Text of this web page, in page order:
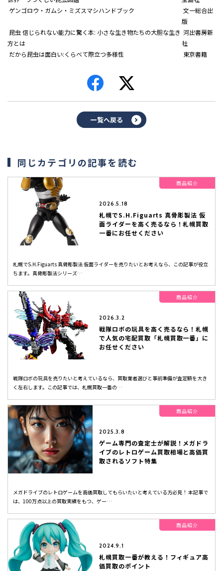
ゲンゴロウ・ガムシ・ミズスマシハンドブック
文一総合出
版
昆虫 信じられない能力に驚く本: 小さな生き物たちの大胆な生き
方とは
河出書房新
社
だから昆虫は面白い:くらべて際立つ多様性
東京書籍
一覧へ戻る
同じカテゴリの記事を読む
商品紹介
2026.5.18
札幌でS.H.Figuarts 真骨彫製法 仮
面ライダーを高く売るなら！札幌買取
一番にお任せください
札幌でS.H.Figuarts 真骨彫製法 仮面ライダーを売りたいとお考えなら、この記事が役立
ちます。真骨彫製法シリーズ…
商品紹介
2026.3.2
戦隊ロボの玩具を高く売るなら！札幌
で人気の宅配買取「札幌買取一番」に
お任せください
戦隊ロボの玩具を売りたいと考えているなら、買取業者選びと事前準備が査定額を大き
く左右します。この記事では、札幌買取一番の…
商品紹介
2025.3.8
ゲーム専門の査定士が解説！メガドラ
イブのレトロゲーム買取相場と高価買
取されるソフト特集
メガドライブのレトロゲームを高価買取してもらいたいと考えている方必見！ 本記事で
は、100万点以上の買取実績をもつ、ゲー…
商品紹介
2024.9.1
札幌買取一番が教える！フィギュア高
価買取のポイント